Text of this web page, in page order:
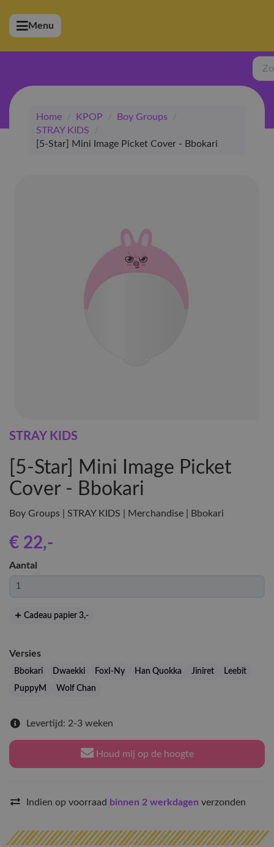
(Artiesten)
(Winkel)
Menu
Home / KPOP / Boy Groups
/
STRAY KIDS
/
[5-Star] Mini Image Picket Cover - Bbokari
STRAY KIDS
[5-Star] Mini Image Picket
Cover - Bbokari
Boy Groups | STRAY KIDS | Merchandise | Bbokari
€ 22,-
Aantal
Cadeau papier 3,-
Versies
Bbokari Dwaekki FoxI-Ny Han Quokka Jiniret
Leebit
PuppyM
Wolf Chan
Levertijd: 2-3 weken
Houd mij op de hoogte
Indien op voorraad binnen 2 werkdagen verzonden